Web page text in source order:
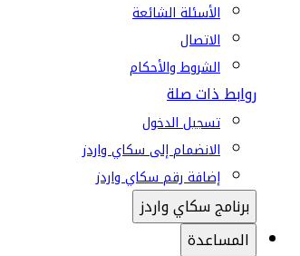
الأسئلة الشائعة
الاتصال
الشروط والأحكام
روابط ذات صلة
تسجيل الدخول
الانضمام إلى سكاي واردز
إضافة رقم سكاي واردز
برنامج سكاي واردز
المساعدة